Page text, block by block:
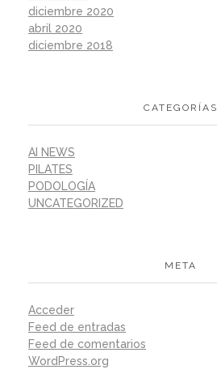
diciembre 2020
abril 2020
diciembre 2018
CATEGORÍAS
AI NEWS
PILATES
PODOLOGÍA
UNCATEGORIZED
META
Acceder
Feed de entradas
Feed de comentarios
WordPress.org